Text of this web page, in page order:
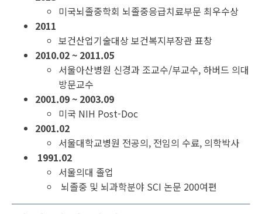
미국뇌졸중학회 뇌졸중응급치료부문 최우수상
2011
보건산업기술대상 보건복지부장관 표창
2010.02 ~ 2011.05
서울아산병원 신경과 조교수/부교수, 하버드 의대
방문교수
2001.09 ~ 2003.09
미국 NIH Post-Doc
2001.02
서울대학교병원 전공의, 전임의 수료, 의학박사
1991.02
서울의대 졸업
뇌졸중 및 뇌과학분야 SCI 논문 200여편